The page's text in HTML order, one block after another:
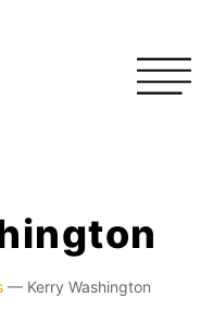
— Kerry Washington